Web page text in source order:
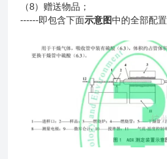
（8）赠送物品；
------即包含下面示意图中的全部配置